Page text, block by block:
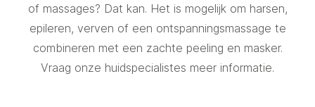
of massages? Dat kan. Het is mogelijk om harsen,
epileren, verven of een ontspanningsmassage te
combineren met een zachte peeling en masker.
Vraag onze huidspecialistes meer informatie.